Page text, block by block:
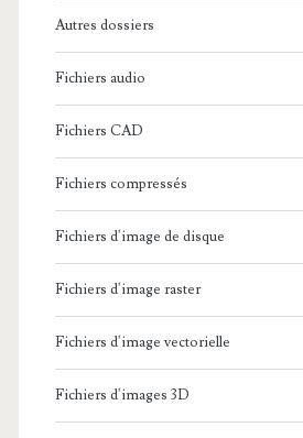
Autres dossiers
Fichiers audio
Fichiers CAD
Fichiers compressés
Fichiers d'image de disque
Fichiers d'image raster
Fichiers d'image vectorielle
Fichiers d'images 3D